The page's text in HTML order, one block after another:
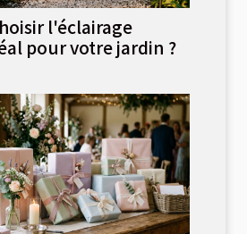
l'éclairage
pour votre jardin ?